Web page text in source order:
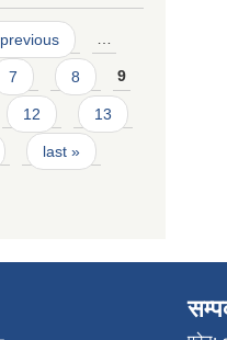
…
7 8 9
12 13
last »